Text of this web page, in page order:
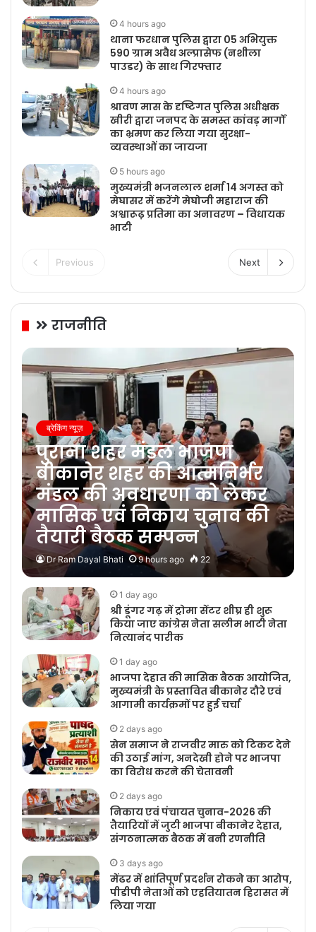
4 hours ago
थाना फरधान पुलिस द्वारा 05 अभियुक्त
590 ग्राम अवैध अल्प्रासेफ (नशीला
पाउडर) के साथ गिरफ्तार
4 hours ago
श्रावण मास के दृष्टिगत पुलिस अधीक्षक
खीरी द्वारा जनपद के समस्त कांवड़ मार्गों
का भ्रमण कर लिया गया सुरक्षा-
व्यवस्थाओं का जायजा
5 hours ago
मुख्यमंत्री भजनलाल शर्मा 14 अगस्त को
मेघासर में करेंगे मेघोजी महाराज की
अश्वारूढ़ प्रतिमा का अनावरण – विधायक
भाटी
Previous Next
राजनीति
ब्रेकिंग न्यूज़
पुराना शहर मंडल भाजपा
बीकानेर शहर की आत्मनिर्भर
मंडल की अवधारणा को लेकर
मासिक एवं निकाय चुनाव की
तैयारी बैठक सम्पन्न
Dr Ram Dayal Bhati 9 hours ago 22
1 day ago
श्री डूंगर गढ़ में ट्रोमा सेंटर शीघ्र ही शुरू
किया जाए कांग्रेस नेता सलीम भाटी नेता
नित्यानंद पारीक
1 day ago
भाजपा देहात की मासिक बैठक आयोजित,
मुख्यमंत्री के प्रस्तावित बीकानेर दौरे एवं
आगामी कार्यक्रमों पर हुई चर्चा
2 days ago
सेन समाज ने राजवीर मारु को टिकट देने
की उठाई मांग, अनदेखी होने पर भाजपा
का विरोध करने की चेतावनी
2 days ago
निकाय एवं पंचायत चुनाव-2026 की
तैयारियों में जुटी भाजपा बीकानेर देहात,
संगठनात्मक बैठक में बनी रणनीति
3 days ago
मेंढर में शांतिपूर्ण प्रदर्शन रोकने का आरोप,
पीडीपी नेताओं को एहतियातन हिरासत में
लिया गया